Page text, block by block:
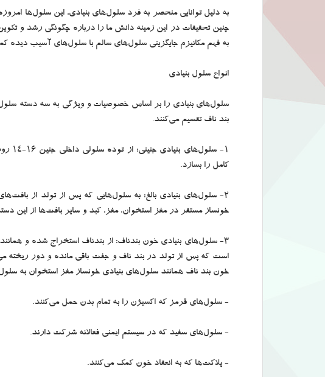
به دلیل توانایی منحصر به فرد سلول‌های بنیادی، این سلول‌ها
چنین تحقیقات در این زمینه دانش ما را درباره چگونگی رشد و
به فهم مکانیزم جایگزینی سلول‌های سالم با سلول‌های آسیب دیده
انواع سلول بنیادی
سلول‌های بنیادی را بر اساس خصوصیات و ویژگی به سه دسته
بند ناف تقسیم می‌کنند.
1-
کامل را بسازد.
2- سلول‌های بنیادی بالغ: به سلول‌هایی که پس از تولد از
خونساز مستقر در مغز استخوان، مغز، کبد و سایر بافت‌ها از این
3- سلول‌های بنیادی خون بندناف: از بندناف استخراج شده و
است که پس از تولد در بند ناف و جفت باقی مانده و دور ریخته
خون بند ناف همانند سلول‌های بنیادی خونساز مغز استخوان به
- سلول‌های قرمز که اکسیژن را به تمام بدن حمل می‌کنند.
- سلول‌های سفید که در سیستم ایمنی فعالانه شرکت دارند.
- پلاکت‌ها که به انعقاد خون کمک می‌کنند.